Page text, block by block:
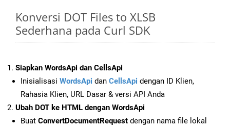
Konversi DOT Files to XLSB
Sederhana pada Curl SDK
Siapkan WordsApi dan CellsApi
Inisialisasi WordsApi dan CellsApi dengan ID Klien,
Rahasia Klien, URL Dasar & versi API Anda
Ubah DOT ke HTML dengan WordsApi
Buat ConvertDocumentRequest dengan nama file lokal